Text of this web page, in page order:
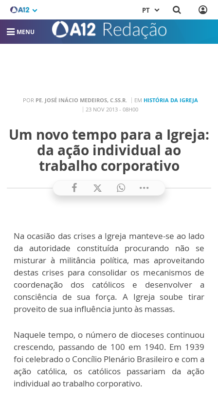
PT
MENU
POR PE. JOSÉ INÁCIO MEDEIROS, C.SS.R. EM HISTÓRIA DA IGREJA
23 NOV 2013 - 08H00
Um novo tempo para a Igreja:
da ação individual ao
trabalho corporativo
Na ocasião das crises a Igreja manteve-se ao lado
da autoridade constituída procurando não se
misturar à militância política, mas aproveitando
destas crises para consolidar os mecanismos de
coordenação dos católicos e desenvolver a
consciência de sua força. A Igreja soube tirar
proveito de sua influência junto às massas.
Naquele tempo, o número de dioceses continuou
crescendo, passando de 100 em 1940. Em 1939
foi celebrado o Concílio Plenário Brasileiro e com a
ação católica, os católicos passariam da ação
individual ao trabalho corporativo.